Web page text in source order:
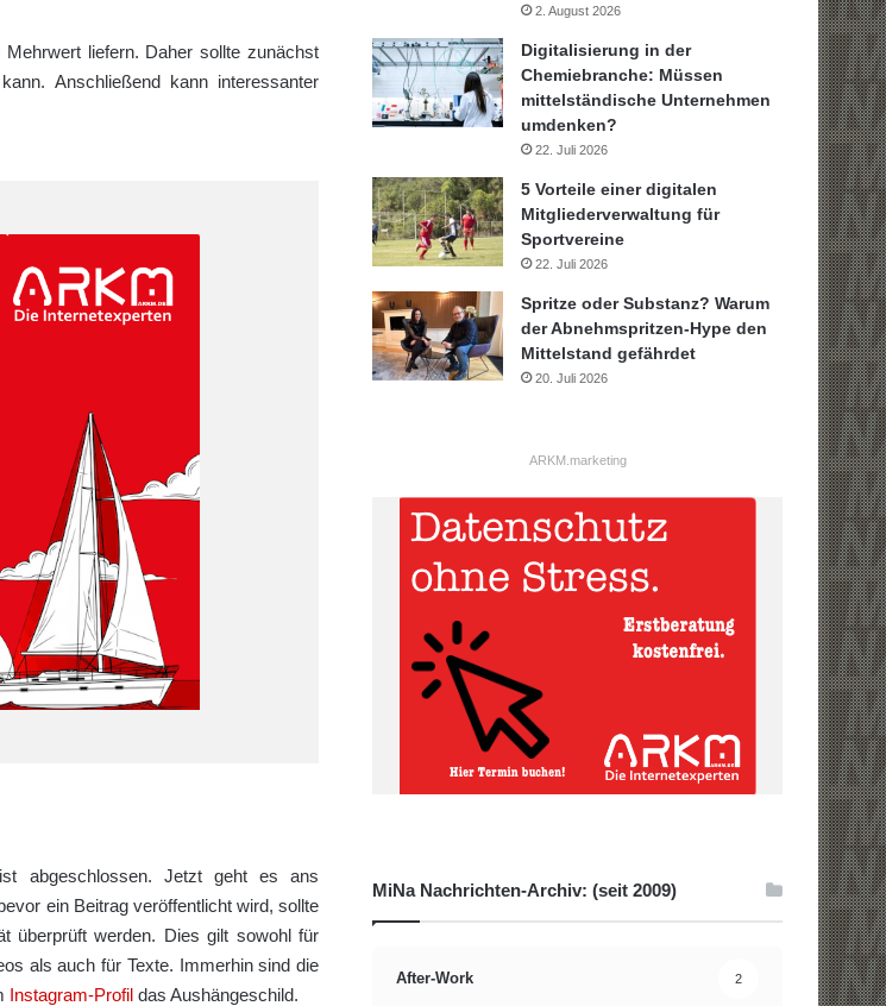
liefern. Daher sollte zunächst
Anschließend kann interessanter
abgeschlossen. Jetzt geht es ans
ein Beitrag veröffentlicht wird, sollte
überprüft werden. Dies gilt sowohl für
als auch für Texte. Immerhin sind die
Instagram-Profil das Aushängeschild.
2. August 2026
Digitalisierung in der
Chemiebranche: Müssen
mittelständische Unternehmen
umdenken?
22. Juli 2026
5 Vorteile einer digitalen
Mitgliederverwaltung für
Sportvereine
22. Juli 2026
Spritze oder Substanz? Warum
der Abnehmspritzen-Hype den
Mittelstand gefährdet
20. Juli 2026
ARKM.marketing
MiNa Nachrichten-Archiv: (seit 2009)
After-Work 2